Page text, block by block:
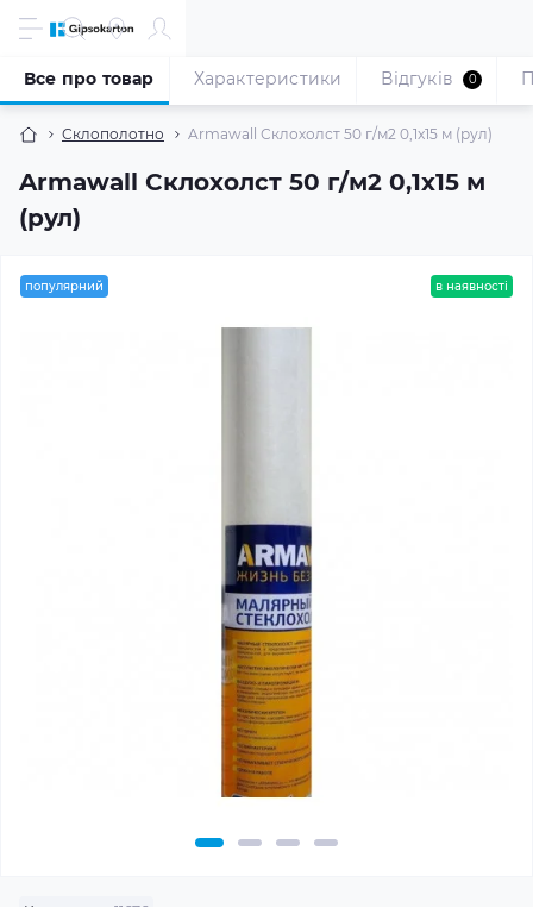
Склополотно Armawall Склохолст 50 г/м2 0,1x15 м (рул)
Armawall Склохолст 50 г/м2 0,1x15 м
(рул)
Все про товар Характеристики Відгуків 0
популярний в наявності